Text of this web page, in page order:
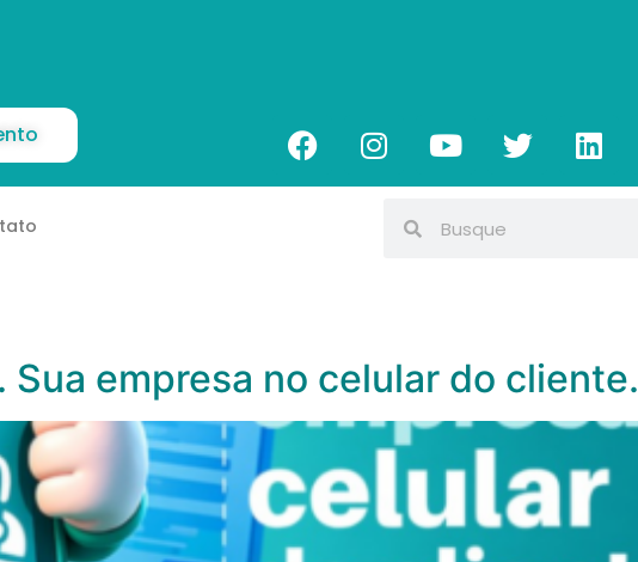
empresa no celular do cliente.